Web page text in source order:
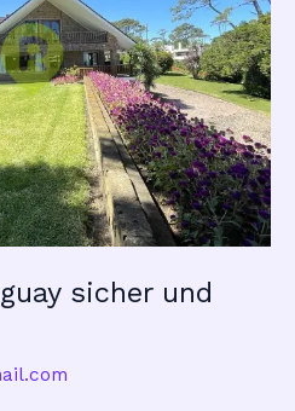
sicher und